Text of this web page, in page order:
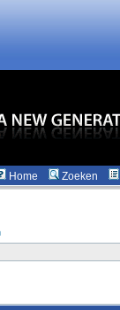
Home Zoeken